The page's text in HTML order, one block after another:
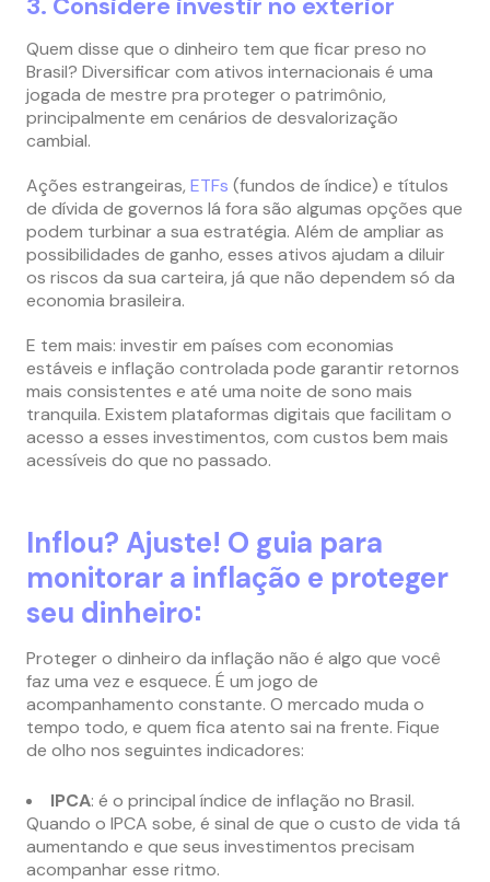
Quem disse que o dinheiro tem que ficar preso no
Brasil? Diversificar com ativos internacionais é uma
jogada de mestre pra proteger o patrimônio,
principalmente em cenários de desvalorização
cambial.
Ações estrangeiras, ETFs (fundos de índice) e títulos
de dívida de governos lá fora são algumas opções que
podem turbinar a sua estratégia. Além de ampliar as
possibilidades de ganho, esses ativos ajudam a diluir
os riscos da sua carteira, já que não dependem só da
economia brasileira.
E tem mais: investir em países com economias
estáveis e inflação controlada pode garantir retornos
mais consistentes e até uma noite de sono mais
tranquila. Existem plataformas digitais que facilitam o
acesso a esses investimentos, com custos bem mais
acessíveis do que no passado.
Inflou? Ajuste! O guia para
monitorar a inflação e proteger
seu dinheiro:
Proteger o dinheiro da inflação não é algo que você
faz uma vez e esquece. É um jogo de
acompanhamento constante. O mercado muda o
tempo todo, e quem fica atento sai na frente. Fique
de olho nos seguintes indicadores:
IPCA: é o principal índice de inflação no Brasil.
Quando o IPCA sobe, é sinal de que o custo de vida tá
aumentando e que seus investimentos precisam
acompanhar esse ritmo.